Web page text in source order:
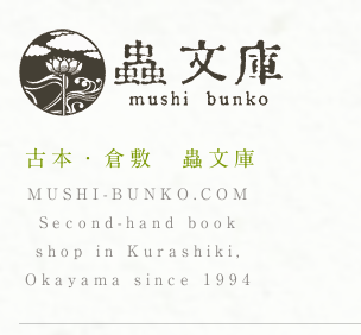
古本・倉敷 蟲文庫
MUSHI-BUNKO.COM
Second-hand book
shop in Kurashiki,
Okayama since 1994